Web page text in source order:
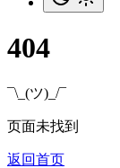
404
¯\_(ツ)_/¯
页面未找到
返回首页